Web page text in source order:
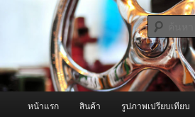
หลัก ผู้นำเข้าเครื่องพ่นหมอ
Fogger / Fogger
จำหน่ายเครื่องพ่นหมอกควัน คุณภาพดี บริการ
หน้าแรก สินค้า รูปภาพเปรียบเทียบ